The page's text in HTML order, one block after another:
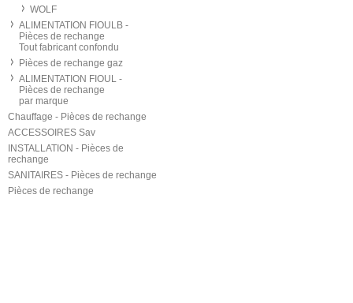
WOLF
ALIMENTATION FIOULB -
Pièces de rechange
Tout fabricant confondu
Pièces de rechange gaz
ALIMENTATION FIOUL -
Pièces de rechange
par marque
Chauffage - Pièces de rechange
ACCESSOIRES Sav
INSTALLATION - Pièces de
rechange
SANITAIRES - Pièces de rechange
Pièces de rechange